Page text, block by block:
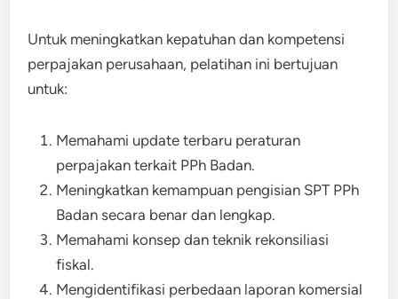
Untuk meningkatkan kepatuhan dan kompetensi
perpajakan perusahaan, pelatihan ini bertujuan
untuk:
Memahami update terbaru peraturan
perpajakan terkait PPh Badan.
Meningkatkan kemampuan pengisian SPT PPh
Badan secara benar dan lengkap.
Memahami konsep dan teknik rekonsiliasi
fiskal.
Mengidentifikasi perbedaan laporan komersial